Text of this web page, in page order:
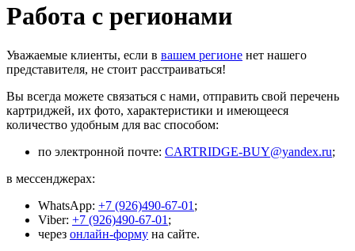
Работа с регионами
Уважаемые клиенты, если в вашем регионе нет нашего
представителя, не стоит расстраиваться!
Вы всегда можете связаться с нами, отправить свой перечень
картриджей, их фото, характеристики и имеющееся
количество удобным для вас способом:
по электронной почте: CARTRIDGE-BUY@yandex.ru;
в мессенджерах:
WhatsApp: +7 (926)490-67-01 ;
Viber: +7 (926)490-67-01 ;
через онлайн-форму на сайте.